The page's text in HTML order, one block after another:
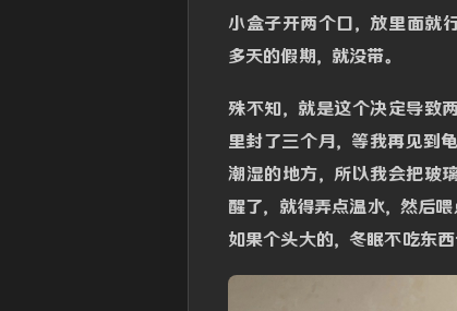
小盒子开两个口，放里面就
多天的假期，就没带。
殊不知，就是这个决定导致
里封了三个月，等我再见到
潮湿的地方，所以我会把玻
醒了，就得弄点温水，然后
如果个头大的，冬眠不吃东西